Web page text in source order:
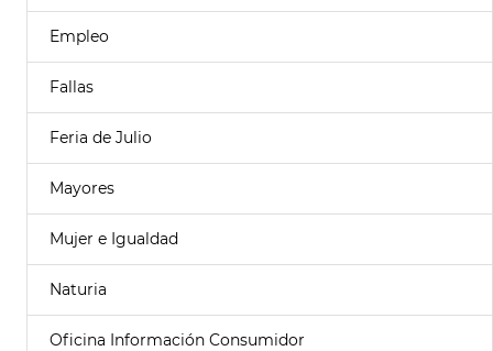
Empleo
Fallas
Feria de Julio
Mayores
Mujer e Igualdad
Naturia
Oficina Información Consumidor